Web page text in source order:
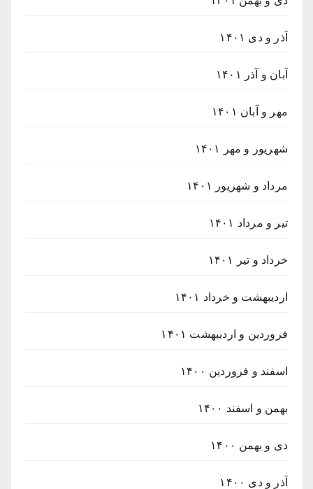
آذر و دی ۱۴۰۱
آبان و آذر ۱۴۰۱
مهر و آبان ۱۴۰۱
شهریور و مهر ۱۴۰۱
مرداد و شهریور ۱۴۰۱
تیر و مرداد ۱۴۰۱
خرداد و تیر ۱۴۰۱
اردیبهشت و خرداد ۱۴۰۱
فروردین و اردیبهشت ۱۴۰۱
اسفند و فروردین ۱۴۰۰
بهمن و اسفند ۱۴۰۰
دی و بهمن ۱۴۰۰
آذر و دی ۱۴۰۰